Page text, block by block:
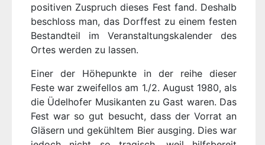
positiven Zuspruch dieses Fest fand. Deshalb
beschloss man, das Dorffest zu einem festen
Bestandteil im Veranstaltungskalender des
Ortes werden zu lassen.
Einer der Höhepunkte in der reihe dieser
Feste war zweifellos am 1./2. August 1980, als
die Üdelhofer Musikanten zu Gast waren. Das
Fest war so gut besucht, dass der Vorrat an
Gläsern und gekühltem Bier ausging. Dies war